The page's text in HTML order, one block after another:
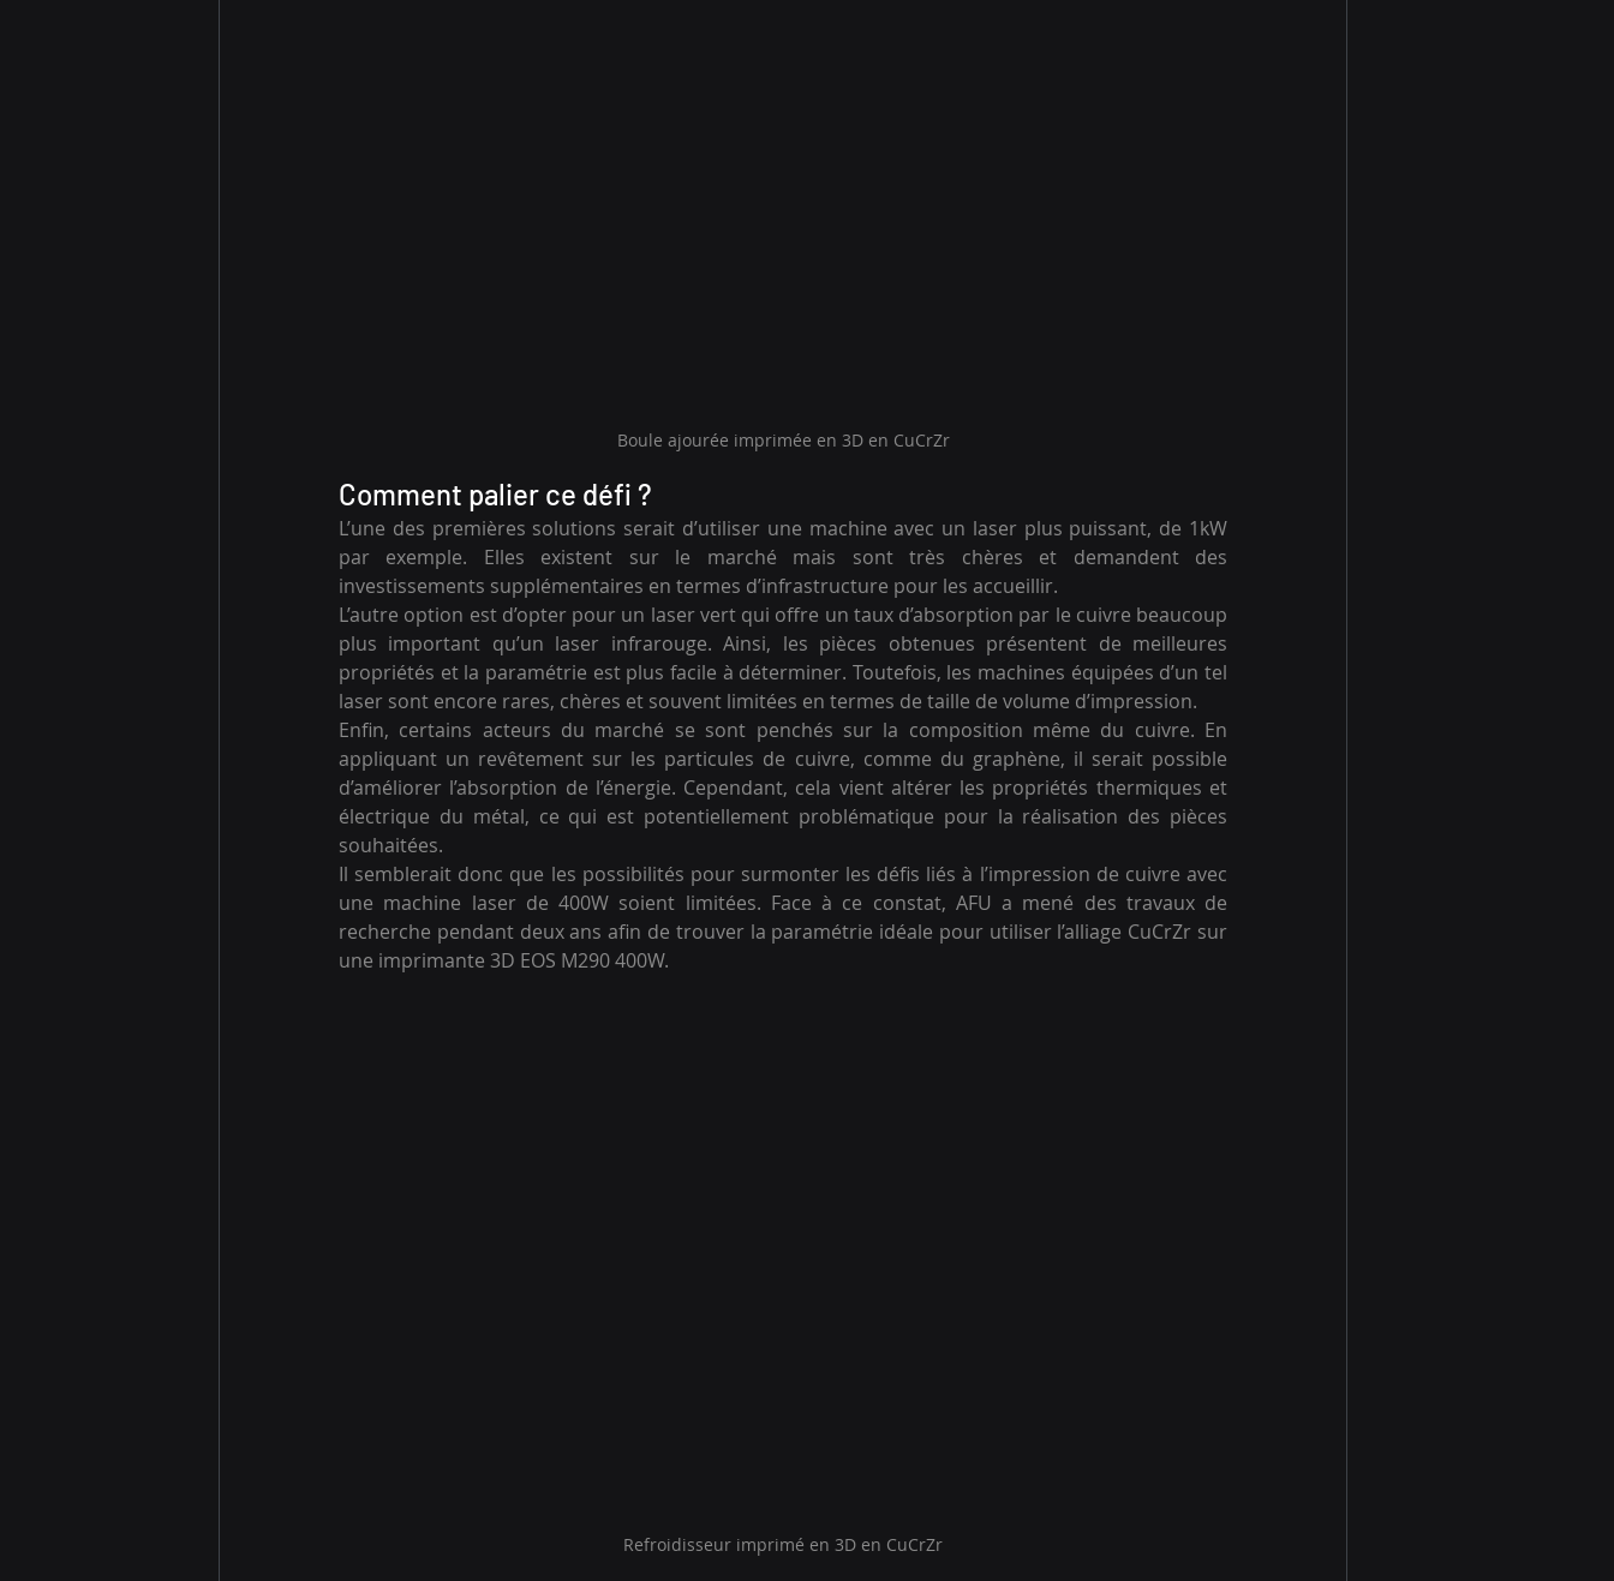
Boule ajourée imprimée en 3D en CuCrZr
Comment palier ce défi ?
L’une des premières solutions serait d’utiliser une machine avec un laser plus puissant, de 1kW
par exemple. Elles existent sur le marché mais sont très chères et demandent des
investissements supplémentaires en termes d’infrastructure pour les accueillir.
L’autre option est d’opter pour un laser vert qui offre un taux d’absorption par le cuivre beaucoup
plus important qu’un laser infrarouge. Ainsi, les pièces obtenues présentent de meilleures
propriétés et la paramétrie est plus facile à déterminer. Toutefois, les machines équipées d’un tel
laser sont encore rares, chères et souvent limitées en termes de taille de volume d’impression.
Enfin, certains acteurs du marché se sont penchés sur la composition même du cuivre. En
appliquant un revêtement sur les particules de cuivre, comme du graphène, il serait possible
d’améliorer l’absorption de l’énergie. Cependant, cela vient altérer les propriétés thermiques et
électrique du métal, ce qui est potentiellement problématique pour la réalisation des pièces
souhaitées.
Il semblerait donc que les possibilités pour surmonter les défis liés à l’impression de cuivre avec
une machine laser de 400W soient limitées. Face à ce constat, AFU a mené des travaux de
recherche pendant deux ans afin de trouver la paramétrie idéale pour utiliser l’alliage CuCrZr sur
une imprimante 3D EOS M290 400W.
Refroidisseur imprimé en 3D en CuCrZr